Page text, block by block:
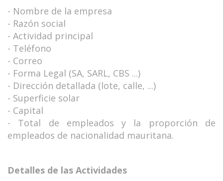
- Nombre de la empresa
- Razón social
- Actividad principal
- Teléfono
- Correo
- Forma Legal (SA, SARL, CBS ...)
- Dirección detallada (lote, calle, ...)
- Superficie solar
- Capital
- Total de empleados y la proporción de
empleados de nacionalidad mauritana.
Detalles de las Actividades